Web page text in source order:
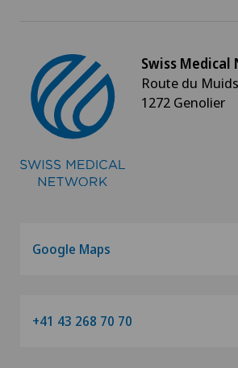
Swiss Medical
Route du
1272 Genolier
Google Maps
+41 43 268 70 70